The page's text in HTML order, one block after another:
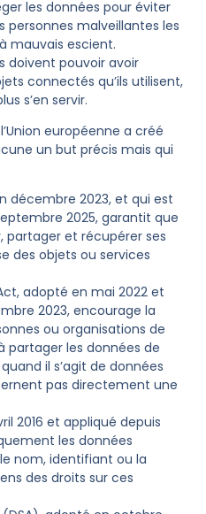
les données pour éviter
personnes malveillantes les
mauvais escient.
doivent pouvoir avoir
connectés qu’ils utilisent,
s’en servir.
européenne a créé
un but précis mais qui
décembre 2023, et qui est
2025, garantit que
et récupérer ses
des objets ou services
adopté en mai 2022 et
2023, encourage la
ou organisations de
partager les données de
il s’agit de données
pas directement une
2016 et appliqué depuis
les données
nom, identifiant ou la
des droits sur ces